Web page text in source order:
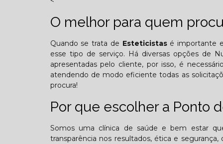
O melhor para quem
Quando se trata de Esteticistasé importante
esse tipo de serviço. Há diversas opções de
apresentadas pelo cliente, por isso, é
atendendo de modo eficiente todas as
procura!
Por que escolher a Ponto
Somos uma clínica de saúde e bem estar
transparência nos resultados, ética e